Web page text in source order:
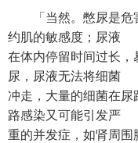
「当然。憋尿是危
约肌的敏感度；尿液
在体内停留时间过长
尿，尿液无法将细菌
冲走，大量的细菌在尿
路感染又可能引发严
重的并发症，如肾周围